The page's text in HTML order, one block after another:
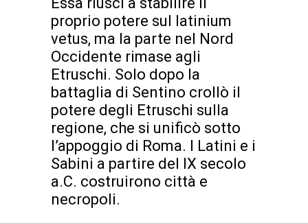
proprio potere sul latinium
vetus, ma la parte nel Nord
Occidente rimase agli
Etruschi. Solo dopo la
battaglia di Sentino crollò il
potere degli Etruschi sulla
regione, che si unificò sotto
l’appoggio di Roma. I Latini e i
Sabini a partire del IX secolo
a.C. costruirono città e
necropoli.